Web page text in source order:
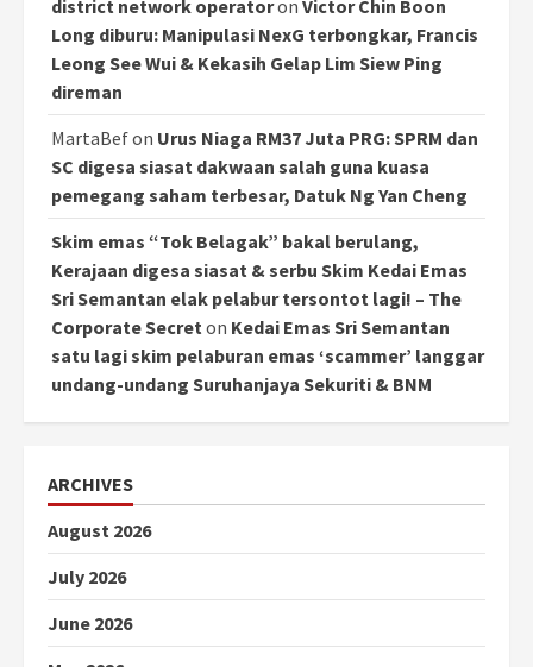
district network operatoron Victor Chin Boon
Long diburu: Manipulasi NexG terbongkar, Francis
Leong See Wui & Kekasih Gelap Lim Siew Ping
direman
MartaBefon Urus Niaga RM37 Juta PRG: SPRM dan
SC digesa siasat dakwaan salah guna kuasa
pemegang saham terbesar, Datuk Ng Yan Cheng
Skim emas “Tok Belagak” bakal berulang,
Kerajaan digesa siasat & serbu Skim Kedai Emas
Sri Semantan elak pelabur tersontot lagi! – The
Corporate Secreton Kedai Emas Sri Semantan
satu lagi skim pelaburan emas ‘scammer’ langgar
undang-undang Suruhanjaya Sekuriti & BNM
ARCHIVES
August 2026
July 2026
June 2026